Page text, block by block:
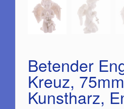
Betender
Kreuz,
Kunstharz,